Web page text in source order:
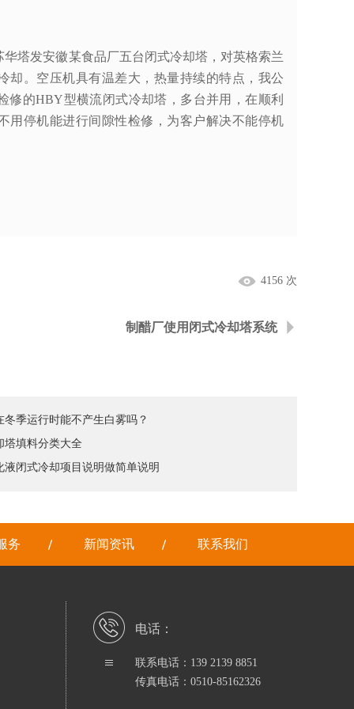
发安徽某食品厂五台闭式冷却塔，对英格索兰
却。空压机具有温差大，热量持续的特点，我公
修的HBY型横流闭式冷却塔，多台并用，在顺利
用停机能进行间隙性检修，为客户解决不能停机
4156 次
制醋厂使用闭式冷却塔系统
冬季运行时能不产生白雾吗？
塔填料分类大全
液闭式冷却项目说明做简单说明
务 新闻资讯 联系我们
电话：
联系电话：139 2139 8851
传真电话：0510-85162326